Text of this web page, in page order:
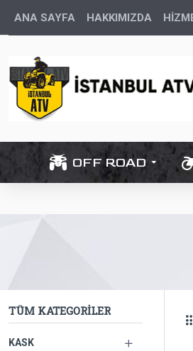
ANA SAYFA HAKKIMIZDA
OFF ROAD
TÜM KATEGORILER
KASK